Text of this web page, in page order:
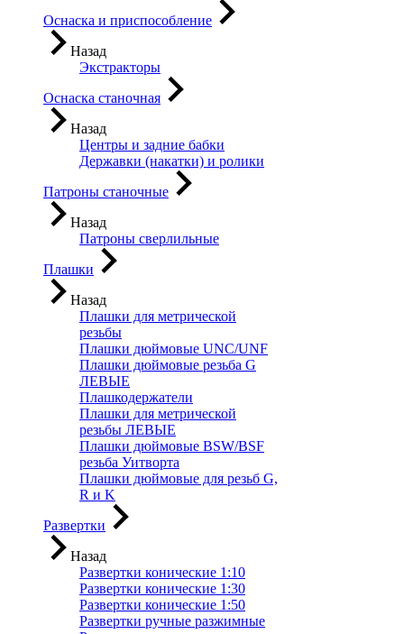
Оснаска и приспособление
Назад
Экстракторы
Оснаска станочная
Назад
Центры и задние бабки
Державки (накатки) и ролики
Патроны станочные
Назад
Патроны сверлильные
Плашки
Назад
Плашки для метрической
резьбы
Плашки дюймовые UNC/UNF
Плашки дюймовые резьба G
ЛЕВЫЕ
Плашкодержатели
Плашки для метрической
резьбы ЛЕВЫЕ
Плашки дюймовые BSW/BSF
резьба Уитворта
Плашки дюймовые для резьб G,
R и K
Развертки
Назад
Развертки конические 1:10
Развертки конические 1:30
Развертки конические 1:50
Развертки ручные разжимные